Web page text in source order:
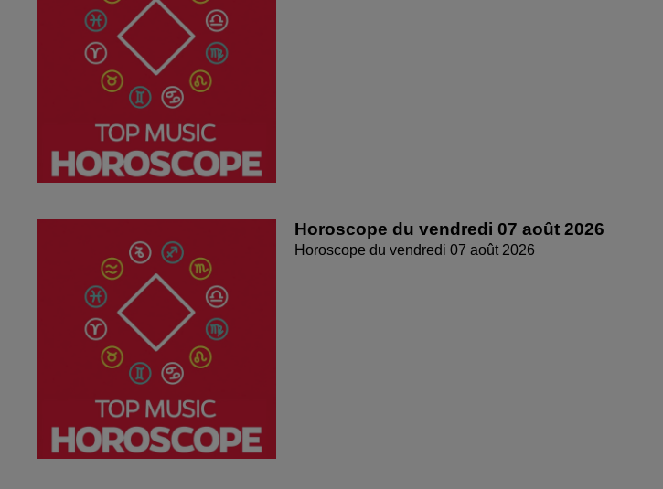
Horoscope du vendredi 07 août 2026
Horoscope du vendredi 07 août 2026